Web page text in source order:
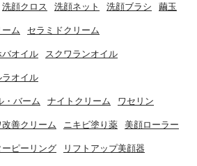
洗顔クロス 洗顔ネット 洗顔ブラシ 繭玉
ム セラミドクリーム
バオイル スクワランオイル
ラオイル
・バーム ナイトクリーム ワセリン
改善クリーム ニキビ塗り薬 美顔ローラー
ーピーリング リフトアップ美顔器